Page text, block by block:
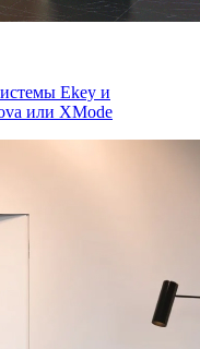
Ekey и
или XMode